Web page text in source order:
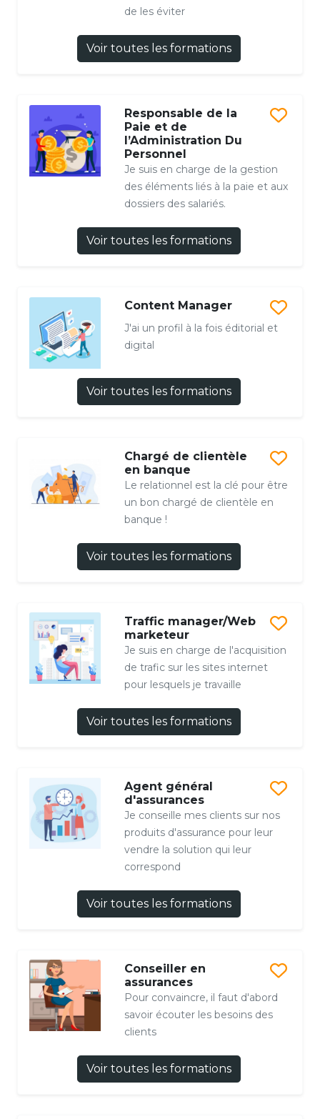
de les éviter
Voir toutes les formations
Responsable de la
Paie et de
l’Administration Du
Personnel
Je suis en charge de la gestion
des éléments liés à la paie et aux
dossiers des salariés.
Voir toutes les formations
Content Manager
J'ai un profil à la fois éditorial et
digital
Voir toutes les formations
Chargé de clientèle
en banque
Le relationnel est la clé pour être
un bon chargé de clientèle en
banque !
Voir toutes les formations
Traffic manager/Web
marketeur
Je suis en charge de l'acquisition
de trafic sur les sites internet
pour lesquels je travaille
Voir toutes les formations
Agent général
d'assurances
Je conseille mes clients sur nos
produits d'assurance pour leur
vendre la solution qui leur
correspond
Voir toutes les formations
Conseiller en
assurances
Pour convaincre, il faut d'abord
savoir écouter les besoins des
clients
Voir toutes les formations